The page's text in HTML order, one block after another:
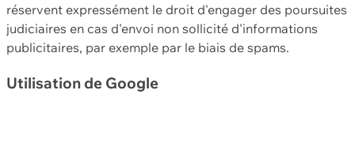
réservent expressément le droit d'engager des poursuites
judiciaires en cas d'envoi non sollicité d'informations
publicitaires, par exemple par le biais de spams.
Utilisation de Google